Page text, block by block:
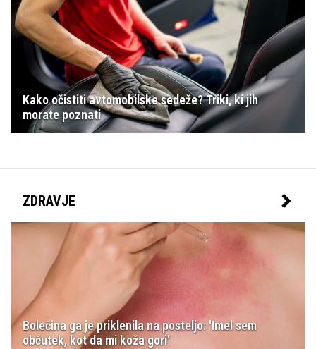
Kako očistiti avtomobilske sedeže? Triki, ki jih
morate poznati
ZDRAVJE
Bolečina ga je priklenila na posteljo: 'Imel sem
občutek, kot da mi koža gori'